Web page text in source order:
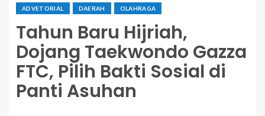
ADVETORIAL DAERAH OLAHRAGA
Tahun Baru Hijriah,
Dojang Taekwondo Gazza
FTC, Pilih Bakti Sosial di
Panti Asuhan